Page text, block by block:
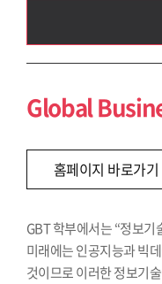
Global
Global
홈페이지 바로가기
GBT 학부에서는 “정보기
미래에는 인공지능과 빅
것이므로 이러한 정보기